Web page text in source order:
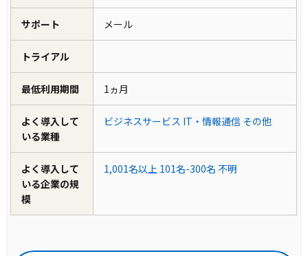
サポート メール
トライアル
最低利用期間 1ヵ月
よく導入して
いる業種
ビジネスサービス IT・情報通信 その他
よく導入して
いる企業の規
模
1,001名以上 101名-300名 不明